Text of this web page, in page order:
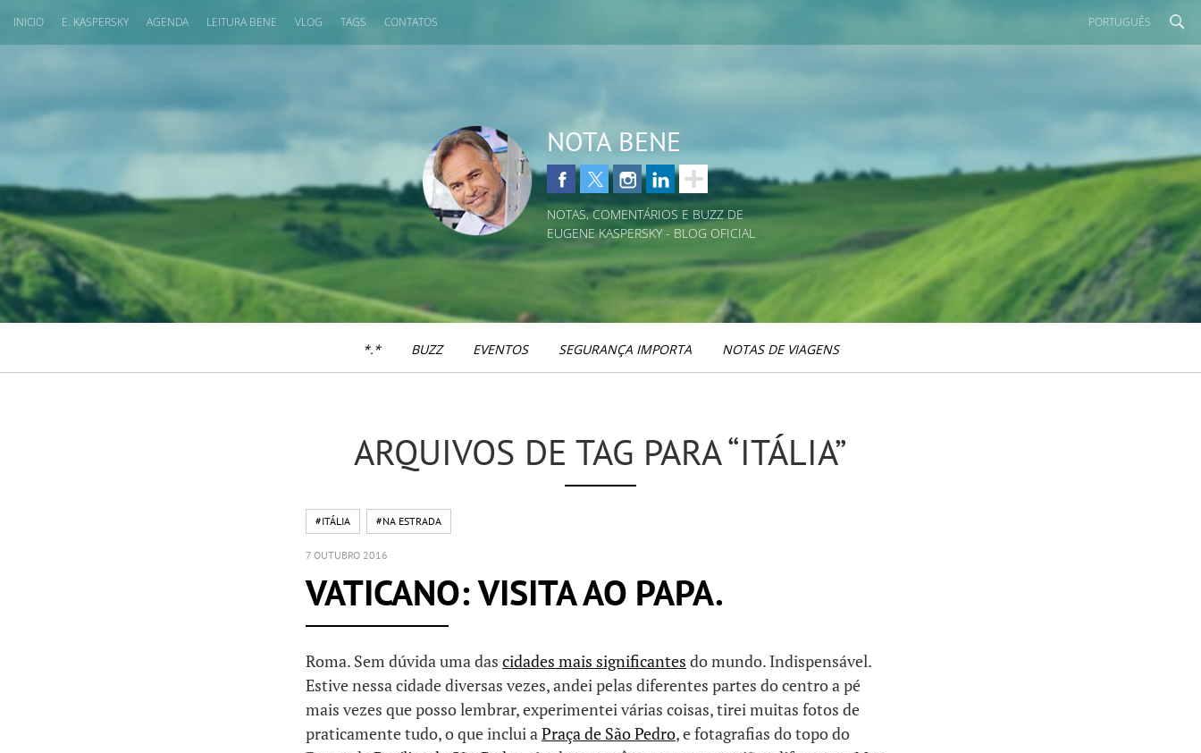
INICIO E. KASPERSKY AGENDA LEITURA BENE VLOG TAGS CONTATOS PORTUGUÊS
NOTA BENE
NOTAS, COMENTÁRIOS E BUZZ DE
EUGENE KASPERSKY - BLOG OFICIAL
*.* BUZZ EVENTOS SEGURANÇA IMPORTA NOTAS DE VIAGENS
ARQUIVOS DE TAG PARA “ITÁLIA”
#ITÁLIA #NA ESTRADA
7 OUTUBRO 2016
VATICANO: VISITA AO PAPA.
Roma. Sem dúvida uma das cidades mais significantes do mundo. Indispensável.
Estive nessa cidade diversas vezes, andei pelas diferentes partes do centro a pé
mais vezes que posso lembrar, experimentei várias coisas, tirei muitas fotos de
praticamente tudo, o que inclui aPraça de São Pedro, e fotagrafias do topo do